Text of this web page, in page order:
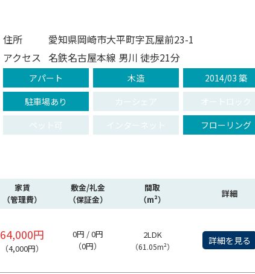
住所
愛知県岡崎市大平町字瓦屋前23-1
アクセス 名鉄名古屋本線 男川 徒歩21分
アパート 木造
2014/03 築
駐車場あり
カーシェア
オートロック
ペット可
インターネット フローリング
家賃
（管理費）
敷金/礼金
（保証金）
間取
（m²）
詳細
64,000円
（4,000円）
0円 / 0円
（0円）
2LDK
（61.05m²）
詳細を見る